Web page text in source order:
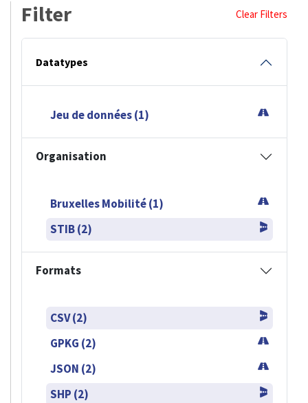
Filter Clear Filters
Datatypes
Jeu de données (1)
Organisation
Bruxelles Mobilité (1)
STIB (2)
Formats
CSV (2)
GPKG (2)
JSON (2)
SHP (2)